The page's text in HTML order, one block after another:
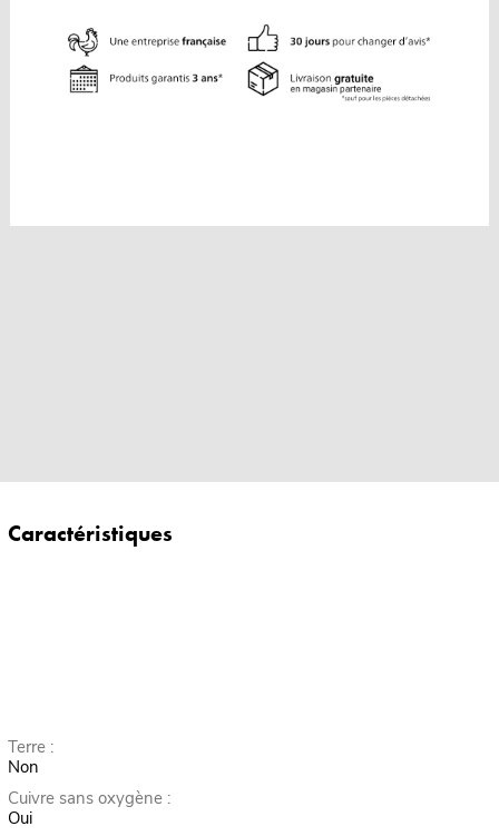
Caractéristiques
Terre :
Non
Cuivre sans oxygène :
Oui